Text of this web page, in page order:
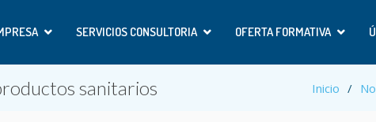
SERVICIOS CONSULTORIA OFERTA FORMATIVA
sanitarios Inicio